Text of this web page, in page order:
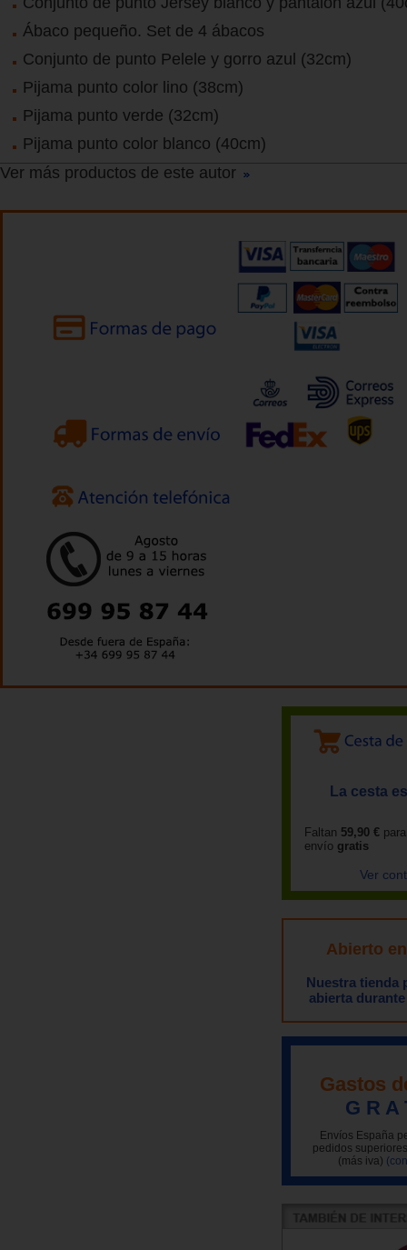
Ábaco pequeño. Set de 4 ábacos
Conjunto de punto Pelele y gorro azul (32cm)
Pijama punto color lino (38cm)
Pijama punto verde (32cm)
Pijama punto color blanco (40cm)
Ver más productos de este autor
La cesta
Faltan 59,90 €
envío gratis
Ver
Abierto
Nuestra tienda
abierta
Gastos
G R A
Envíos España
pedidos
(más iva)